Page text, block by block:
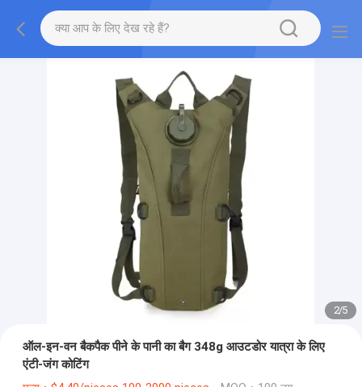
2/5
ऑल-इन-वन बैकपैक पीने के पानी का बैग 348g आउटडोर यात्रा के लिए
एंटी-जंग कोटिंग